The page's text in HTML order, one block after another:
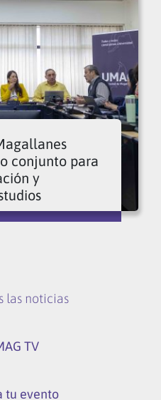
conjunto para
y
las noticias
TV
tu evento